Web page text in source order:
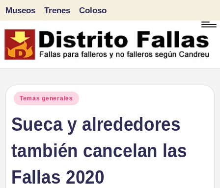
Saltar
al
Museos Trenes Coloso
Publicado
Temas generales
Sueca y alrededores
también cancelan las
Fallas 2020